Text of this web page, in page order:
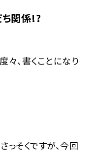
ち関係!?
、書くことになり
っそくですが、今回